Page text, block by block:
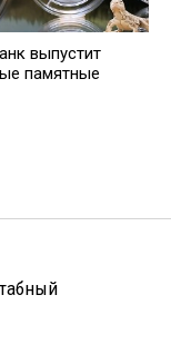
выпустит
памятные